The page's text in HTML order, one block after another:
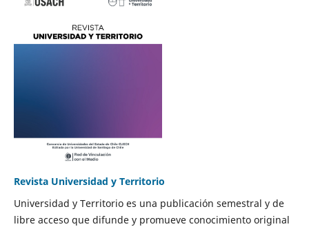
Revista Universidad y Territorio
Universidad y Territorio es una publicación semestral y de
libre acceso que difunde y promueve conocimiento original